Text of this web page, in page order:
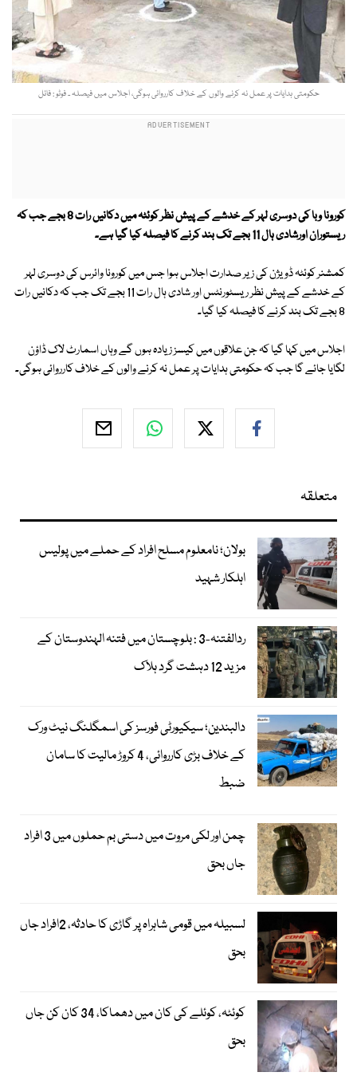
حکومتی ہدایات پر عمل نہ کرنے والوں کے خلاف کارروائی ہوگی، اجلاس میں فیصلہ ۔ فوٹو : فائل
کورونا وبا کی دوسری لہر کے خدشے کے پیش نظر کوئٹہ میں دکانیں رات 8 بجے جب کہ
ریستوران اورشادی ہال 11 بجے تک بند کرنے کا فیصلہ کیا گیا ہے۔
کمشنر کوئٹہ ڈویژن کی زیر صدارت اجلاس ہوا جس میں کورونا وائرس کی دوسری لہر
کے خدشے کے پیش نظر ریسٹورنٹس اور شادی ہال رات 11 بجے تک جب کہ دکانیں رات
8 بجے تک بند کرنے کا فیصلہ کیا گیا۔
اجلاس میں کہا گیا کہ جن علاقوں میں کیسز زیادہ ہوں گے وہاں اسمارٹ لاک ڈاؤن
لگایا جائے گا جب کہ حکومتی ہدایات پر عمل نہ کرنے والوں کے خلاف کارروائی ہوگی۔
متعلقہ
بولان؛ نامعلوم مسلح افراد کے حملے میں پولیس
اہلکار شہید
ردالفتنہ-3 : بلوچستان میں فتنہ الہندوستان کے
مزید 12 دہشت گرد ہلاک
دالبندین؛ سیکیورٹی فورسز کی اسمگلنگ نیٹ ورک
کے خلاف بڑی کارروائی، 4 کروڑ مالیت کا سامان
ضبط
چمن اور لکی مروت میں دستی بم حملوں میں 3 افراد
جاں بحق
لسبیلہ میں قومی شاہراہ پر گاڑی کا حادثہ، 2افراد جاں
بحق
کوئٹہ، کوئلے کی کان میں دھماکا، 34 کان کن جاں
بحق